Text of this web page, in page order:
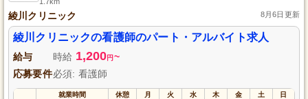
綾川クリニック 8月6日更新
綾川クリニックの看護師のパート・アルバイト求人
給与 時給 1,200円 ~
応募要件必須: 看護師
就業時間 休憩 月 火 水 木 金 土 日